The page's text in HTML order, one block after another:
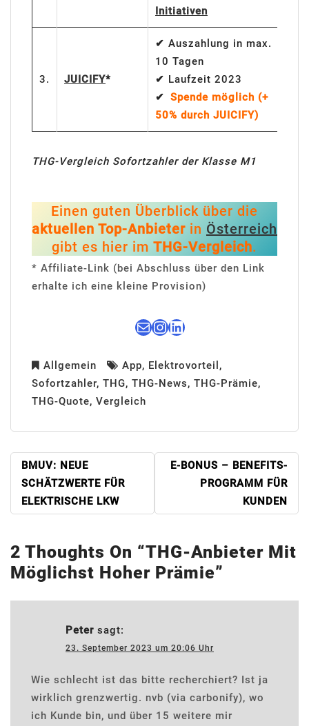
Initiativen
3. JUICIFY*
✔ Auszahlung in max.
10 Tagen
✔ Laufzeit 2023
✔ Spende möglich (+
50% durch JUICIFY)
THG-Vergleich Sofortzahler der Klasse M1
Einen guten Überblick über die
aktuellen Top-Anbieter in Österreich
gibt es hier im THG-Vergleich.
* Affiliate-Link (bei Abschluss über den Link
erhalte ich eine kleine Provision)
E-MailInstagram
LinkedIn
Allgemein App, Elektrovorteil ,
Sofortzahler, THG, THG-News, THG-Prämie,
THG-Quote, Vergleich
BEITRAGSNAVIGATION
BMUV: NEUE
SCHÄTZWERTE FÜR
ELEKTRISCHE LKW
E-BONUS – BENEFITS-
PROGRAMM FÜR
KUNDEN
2 Thoughts On “THG-Anbieter Mit
Möglichst Hoher Prämie”
Peter sagt:
23. September 2023 um 20:06 Uhr
Wie schlecht ist das bitte recherchiert? Ist ja
wirklich grenzwertig. nvb (via carbonify), wo
ich Kunde bin, und über 15 weitere mir